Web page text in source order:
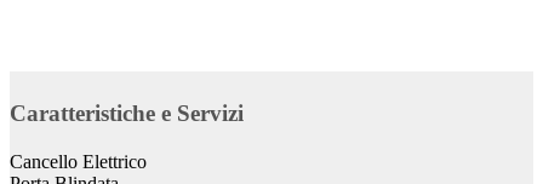
Caratteristiche e Servizi
Cancello Elettrico